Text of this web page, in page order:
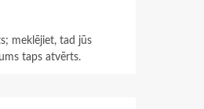
meklējiet, tad jūs
taps atvērts.